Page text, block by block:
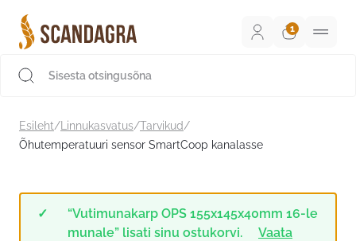
sisu
juurde
Esileht/ Linnukasvatus/Tarvikud/
Õhutemperatuuri sensor SmartCoop kanalasse
“Vutimunakarp OPS 155x145x40mm 16-le
munale” lisati sinu ostukorvi.
Vaata